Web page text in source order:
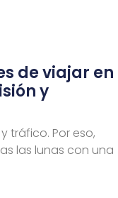
de viajar en
y
tráfico. Por eso,
las lunas con una